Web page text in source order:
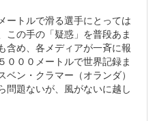
ートルで滑る選手にとっては
この手の「疑惑」を普段あま
含め、各メディアが一斉に報
０００メートルで世界記録ま
ベン・クラマー（オランダ）
問題ないが、風がないに越し